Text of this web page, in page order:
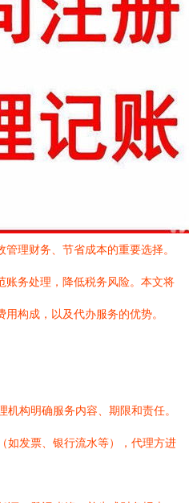
理财务、节省成本的重要选择。
账务处理，降低税务风险。本文将
构成，以及代办服务的优势。
构明确服务内容、期限和责任。
如发票、银行流水等），代理方进